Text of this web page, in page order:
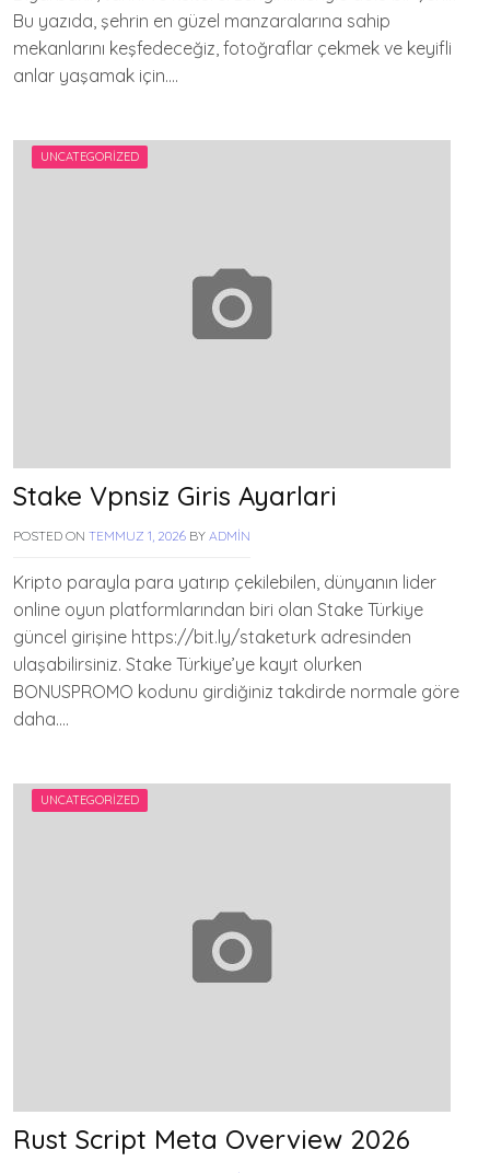
Bu yazıda, şehrin en güzel manzaralarına sahip
mekanlarını keşfedeceğiz, fotoğraflar çekmek ve keyifli
anlar yaşamak için….
UNCATEGORIZED
Stake Vpnsiz Giris Ayarlari
POSTED ON TEMMUZ 1, 2026 BY ADMIN
Kripto parayla para yatırıp çekilebilen, dünyanın lider
online oyun platformlarından biri olan Stake Türkiye
güncel girişine https://bit.ly/staketurk adresinden
ulaşabilirsiniz. Stake Türkiye’ye kayıt olurken
BONUSPROMO kodunu girdiğiniz takdirde normale göre
daha….
UNCATEGORIZED
Rust Script Meta Overview 2026